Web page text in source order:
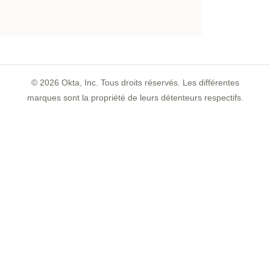
© 2026 Okta, Inc. Tous droits réservés. Les différentes
marques sont la propriété de leurs détenteurs respectifs.